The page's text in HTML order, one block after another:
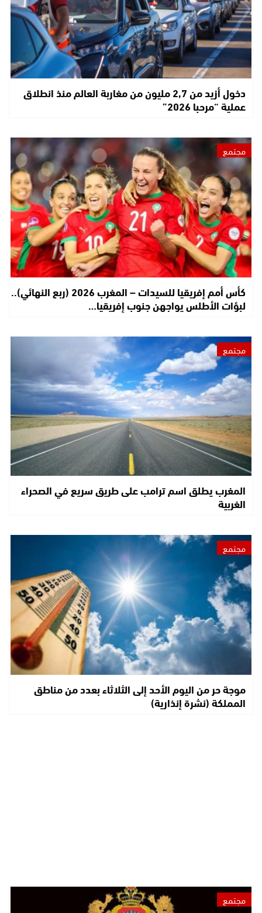
دخول أزيد من 2,7 مليون من مغاربة العالم منذ انطلاق
عملية “مرحبا 2026”
مجتمع
كأس أمم إفريقيا للسيدات – المغرب 2026 (ربع النهائي)..
لبؤات الأطلس يواجهن جنوب إفريقيا…
مجتمع
المغرب يطلق اسم ترامب على طريق سريع في الصحراء
الغربية
مجتمع
موجة حر من اليوم الأحد إلى الثلاثاء بعدد من مناطق
المملكة (نشرة إنذارية)
مجتمع